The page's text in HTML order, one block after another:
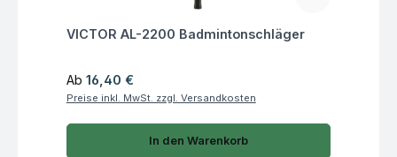
Fragen zum Artikel
VICTOR AL-2200 Badmintonschläger
Regulärer Preis:
Ab 16,40 €
Preise inkl. MwSt. zzgl. Versandkosten
In den Warenkorb